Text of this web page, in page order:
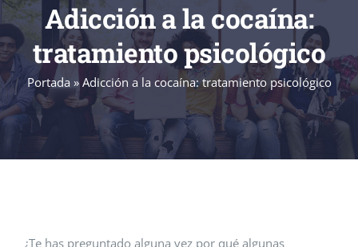
Máster
Cursos
Alborán Editores
Adicción a la cocaína:
tratamiento psicológico
Portada»Adicción a la cocaína: tratamiento psicológico
¿Te has preguntado alguna vez por qué algunas